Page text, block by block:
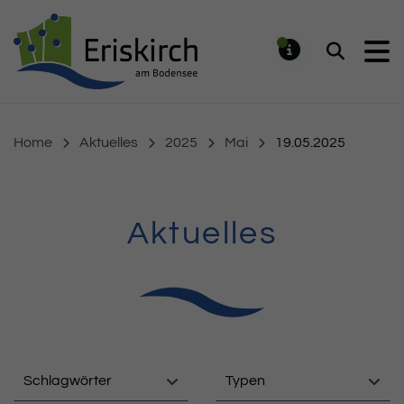
Suchen
Home Aktuelles 2025 Mai 19.05.2025
Aktuelles
Schlagwörter Typen